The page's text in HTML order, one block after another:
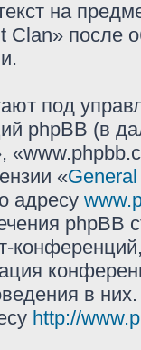
на
после
под
phpBB (в
«
адресу
phpBB
в
http://